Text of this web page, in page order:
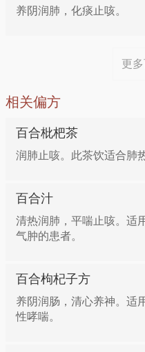
30.0毫升
14、妇女产后腹痛
用法：水煎2次调红糖服
滋阴养脾一一百合羹
各适量。锅上火，加入
实、莲子翻炒；加入清
水淀粉勾艾即可。
润肺防燥，增强食欲——
百合50克，西芹200克
成薄片。锅中水沸后分
清心安神一一蜂蜜百合
养阴润肺，化痰止咳。
更
相关偏方
百合枇杷茶
润肺止咳。此茶饮适合肺
百合汁
清热润肺，平喘止咳。适
气肿的患者。
百合枸杞子方
养阴润肠，清心养神。适
性哮喘。